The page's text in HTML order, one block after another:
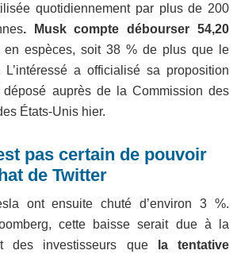
quotidiennement par plus de 200
. Musk compte débourser 54,20
en espèces, soit 38 % de plus que le
a officialisé sa proposition
auprès de la Commission des
États-Unis hier.
pas certain de pouvoir
de Twitter
ont ensuite chuté d’environ 3 %.
cette baisse serait due à la
investisseurs quela tentative